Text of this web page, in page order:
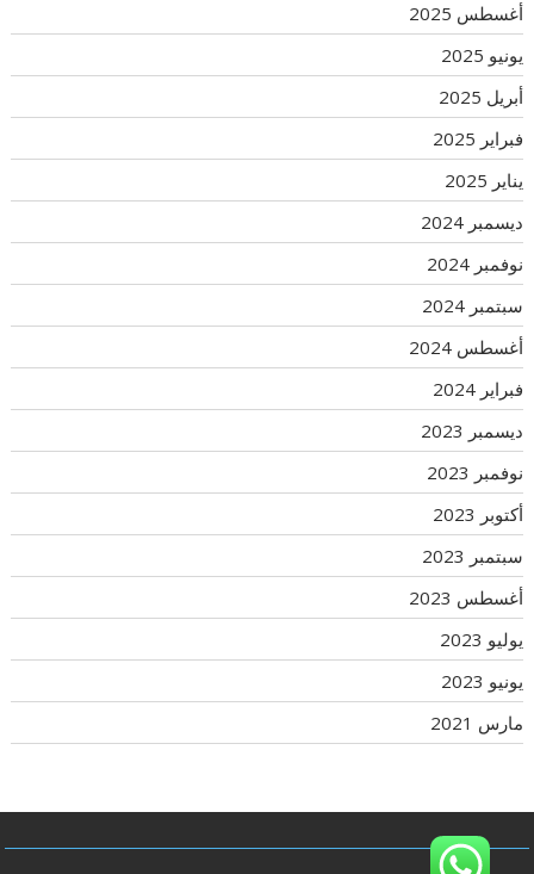
أغسطس 2025
يونيو 2025
أبريل 2025
فبراير 2025
يناير 2025
ديسمبر 2024
نوفمبر 2024
سبتمبر 2024
أغسطس 2024
فبراير 2024
ديسمبر 2023
نوفمبر 2023
أكتوبر 2023
سبتمبر 2023
أغسطس 2023
يوليو 2023
يونيو 2023
مارس 2021